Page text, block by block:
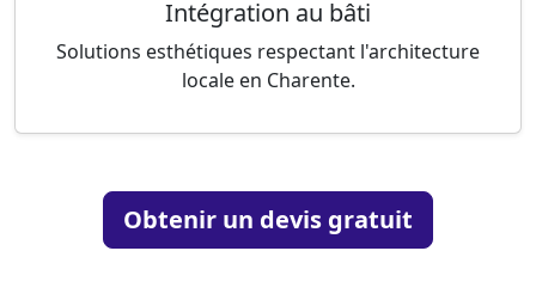
Intégration au bâti
Solutions esthétiques respectant l'architecture
locale en Charente.
Obtenir un devis gratuit